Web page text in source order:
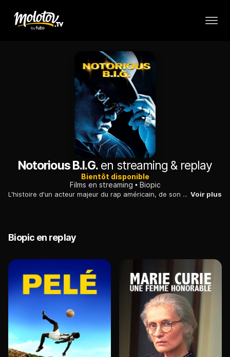
Notorious B.I.G. en streaming & replay
Bientôt disponible
Films en streaming
Biopic
L'histoire d'un acteur majeur du rap américain, de son enfance à Brooklyn à son assassinat à Los Angeles, alors qu'il faisait la promotion de son dernier album. Voir plus
Biopic en replay